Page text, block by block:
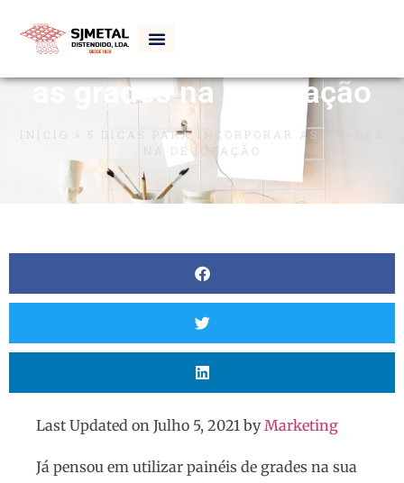
5 dicas para incorporar
as grades na decoração
INÍCIO » 5 DICAS PARA INCORPORAR AS GRADES
NA DECORAÇÃO
Last Updated on Julho 5, 2021 byMarketing
Já pensou em utilizar painéis de grades na sua